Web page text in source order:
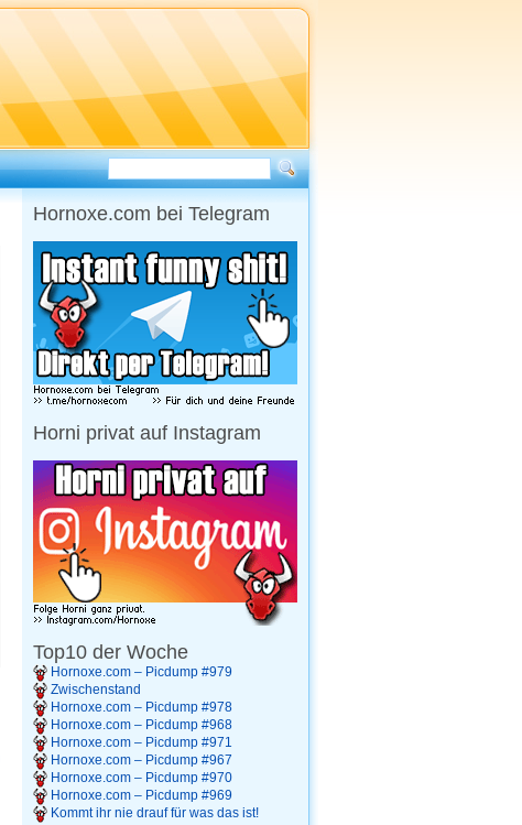
Hornoxe.com bei Telegram
Horni privat auf Instagram
Top10 der Woche
Hornoxe.com – Picdump #979
Zwischenstand
Hornoxe.com – Picdump #978
Hornoxe.com – Picdump #968
Hornoxe.com – Picdump #971
Hornoxe.com – Picdump #967
Hornoxe.com – Picdump #970
Hornoxe.com – Picdump #969
Kommt ihr nie drauf für was das ist!